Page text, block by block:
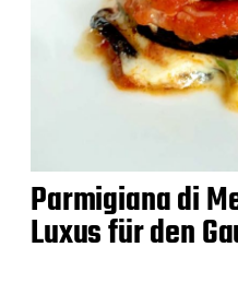
Parmigiana di
Luxus für den